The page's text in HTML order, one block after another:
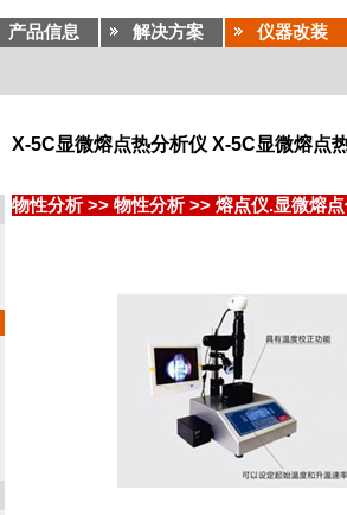
产品信息 解决方案 仪器改装
X-5C显微熔点热分析仪 X-5C显微熔点
物性分析 >> 物性分析 >> 熔点仪.显微熔